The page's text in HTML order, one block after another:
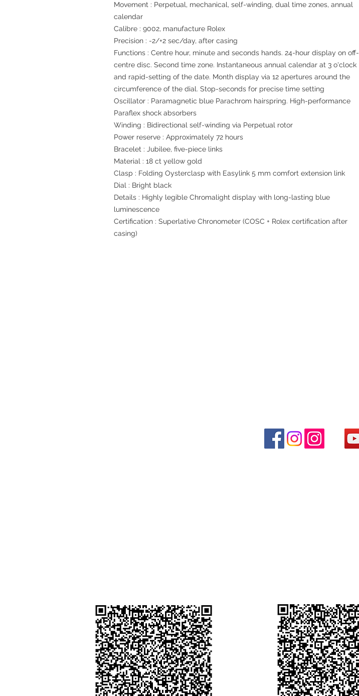
Movement : Perpetual, mechanical, self-winding, dual time zones, annual
calendar
Calibre : 9002, manufacture Rolex
Precision : -2/+2 sec/day, after casing
Functions : Centre hour, minute and seconds hands. 24-hour display on off-
centre disc. Second time zone. Instantaneous annual calendar at 3 o'clock
and rapid-setting of the date. Month display via 12 apertures around the
circumference of the dial. Stop-seconds for precise time setting
Oscillator : Paramagnetic blue Parachrom hairspring. High-performance
Paraflex shock absorbers
Winding : Bidirectional self-winding via Perpetual rotor
Power reserve : Approximately 72 hours
Bracelet : Jubilee, five-piece links
Material : 18 ct yellow gold
Clasp : Folding Oysterclasp with Easylink 5 mm comfort extension link
Dial : Bright black
Details : Highly legible Chromalight display with long-lasting blue
luminescence
Certification : Superlative Chronometer (COSC + Rolex certification after
casing)